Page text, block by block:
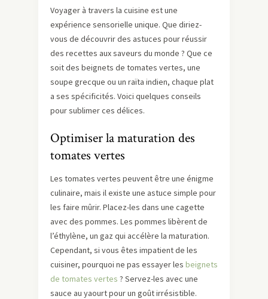
Voyager à travers la cuisine est une
expérience sensorielle unique. Que diriez-
vous de découvrir des astuces pour réussir
des recettes aux saveurs du monde ? Que ce
soit des beignets de tomates vertes, une
soupe grecque ou un raïta indien, chaque plat
a ses spécificités. Voici quelques conseils
pour sublimer ces délices.
Optimiser la maturation des
tomates vertes
Les tomates vertes peuvent être une énigme
culinaire, mais il existe une astuce simple pour
les faire mûrir. Placez-les dans une cagette
avec des pommes. Les pommes libèrent de
l’éthylène, un gaz qui accélère la maturation.
Cependant, si vous êtes impatient de les
cuisiner, pourquoi ne pas essayer les beignets
de tomates vertes ? Servez-les avec une
sauce au yaourt pour un goût irrésistible.